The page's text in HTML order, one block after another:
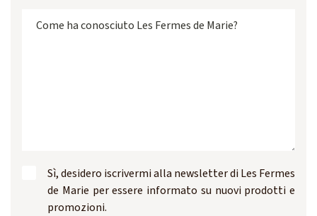
Sì, desidero iscrivermi alla newsletter di Les Fermes
de Marie per essere informato su nuovi prodotti e
promozioni.